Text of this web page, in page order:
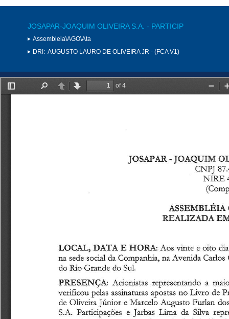
JOSAPAR-JOAQUIM OLIVEIRA S.A. - PARTICIP
Assembleia\AGO\Ata
DRI: AUGUSTO LAURO DE OLIVEIRA JR - (FCA V1)